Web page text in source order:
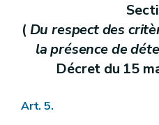
(Du respect des
la présence de
Décret du 15
Art. 5.